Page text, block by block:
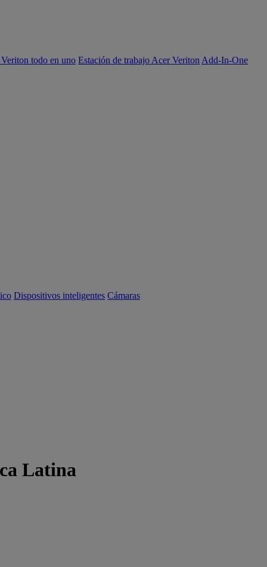
todo en uno Estación de trabajo Acer Veriton Add-In-One
Dispositivos inteligentes Cámaras
Latina